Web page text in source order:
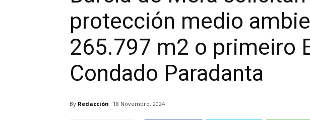
protección medio
265.797 m2 o primeiro
Condado Paradanta
By Redacción 18 Novembro, 2024